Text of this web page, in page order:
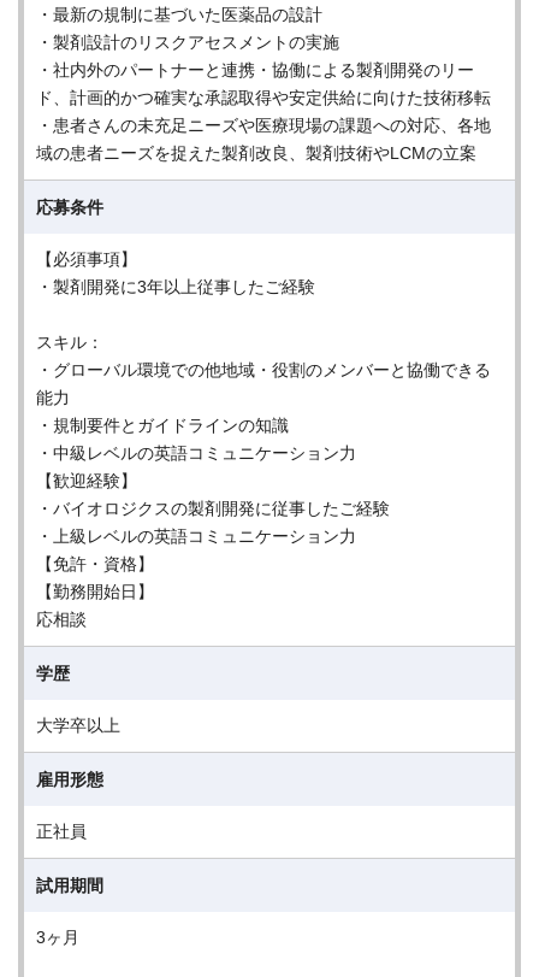
・最新の規制に基づいた医薬品の設計
・製剤設計のリスクアセスメントの実施
・社内外のパートナーと連携・協働による製剤開発のリー
ド、計画的かつ確実な承認取得や安定供給に向けた技術移転
・患者さんの未充足ニーズや医療現場の課題への対応、各地
域の患者ニーズを捉えた製剤改良、製剤技術やLCMの立案
応募条件
【必須事項】
・製剤開発に3年以上従事したご経験
スキル：
・グローバル環境での他地域・役割のメンバーと協働できる
能力
・規制要件とガイドラインの知識
・中級レベルの英語コミュニケーション力
【歓迎経験】
・バイオロジクスの製剤開発に従事したご経験
・上級レベルの英語コミュニケーション力
【免許・資格】
【勤務開始日】
応相談
学歴
大学卒以上
雇用形態
正社員
試用期間
3ヶ月